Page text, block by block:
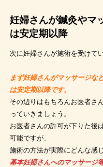
妊婦さんが鍼灸やマ
は安定期以降
次に妊婦さんが施術を受けて
まず妊婦さんがマッサージな
は安定期以降です。
その辺りはもちろんお医者さ
っていきましょう。
お医者さんの許可が下りた後
可能ですが、
施術の方法が実際にどんな感
基本妊婦さんへのマッサージ